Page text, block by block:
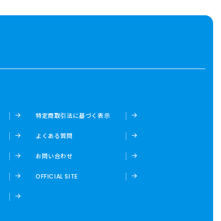
特定商取引法に基づく表示
よくある質問
お問い合わせ
OFFICIAL SITE